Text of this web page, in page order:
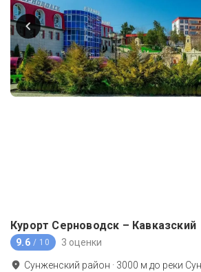
Курорт Серноводск – Кавказский
9.6 / 10 3 оценки
Сунженский район · 3000 м до реки